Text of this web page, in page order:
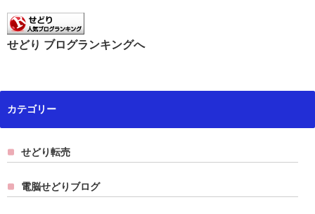
せどり ブログランキングへ
カテゴリー
せどり転売
電脳せどりブログ